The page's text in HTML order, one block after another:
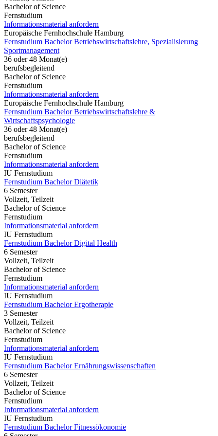
Bachelor of Science
Fernstudium
Informationsmaterial anfordern
Europäische Fernhochschule Hamburg
Fernstudium Bachelor Betriebswirtschaftslehre, Spezialisierung
Sportmanagement
36 oder 48 Monat(e)
berufsbegleitend
Bachelor of Science
Fernstudium
Informationsmaterial anfordern
Europäische Fernhochschule Hamburg
Fernstudium Bachelor Betriebswirtschaftslehre &
Wirtschaftspsychologie
36 oder 48 Monat(e)
berufsbegleitend
Bachelor of Science
Fernstudium
Informationsmaterial anfordern
IU Fernstudium
Fernstudium Bachelor Diätetik
6 Semester
Vollzeit, Teilzeit
Bachelor of Science
Fernstudium
Informationsmaterial anfordern
IU Fernstudium
Fernstudium Bachelor Digital Health
6 Semester
Vollzeit, Teilzeit
Bachelor of Science
Fernstudium
Informationsmaterial anfordern
IU Fernstudium
Fernstudium Bachelor Ergotherapie
3 Semester
Vollzeit, Teilzeit
Bachelor of Science
Fernstudium
Informationsmaterial anfordern
IU Fernstudium
Fernstudium Bachelor Ernährungswissenschaften
6 Semester
Vollzeit, Teilzeit
Bachelor of Science
Fernstudium
Informationsmaterial anfordern
IU Fernstudium
Fernstudium Bachelor Fitnessökonomie